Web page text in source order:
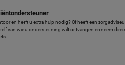
en heeft u extra hulp nodig? Of heeft een
van wie u ondersteuning wilt ontvangen en neem